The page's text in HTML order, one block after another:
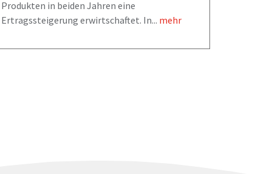
Produkten in beiden Jahren eine
Ertragssteigerung erwirtschaftet. In... mehr